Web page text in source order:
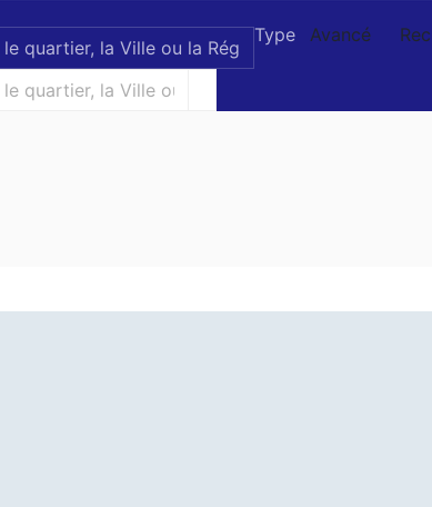
Type
Avancé